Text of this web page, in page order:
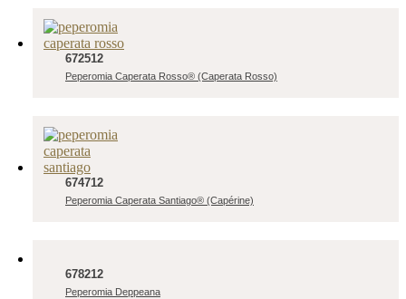
672512
Peperomia Caperata Rosso® (Caperata Rosso)
674712
Peperomia Caperata Santiago® (Capérine)
678212
Peperomia Deppeana